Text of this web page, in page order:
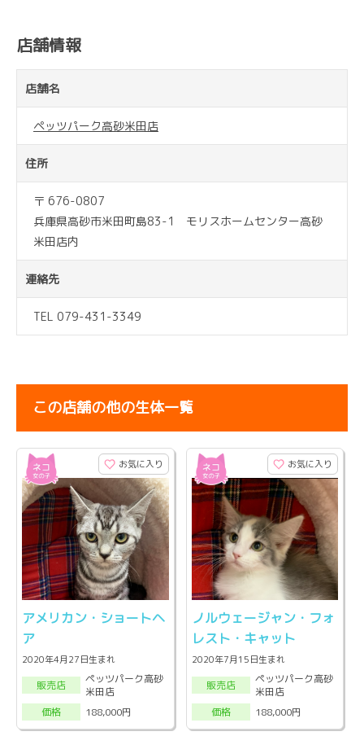
店舗情報
店舗名
ペッツパーク高砂米田店
住所
〒 676-0807
兵庫県高砂市米田町島83-1 モリスホームセンター高砂
米田店内
連絡先
TEL 079-431-3349
この店舗の他の生体一覧
お気に入り
アメリカン・ショートヘ
ア
2020年4月27日生まれ
販売店
ペッツパーク高砂
米田店
価格
188,000円
お気に入り
ノルウェージャン・フォ
レスト・キャット
2020年7月15日生まれ
販売店
ペッツパーク高砂
米田店
価格
188,000円